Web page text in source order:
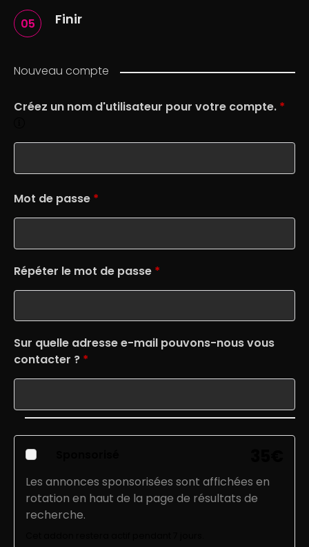
05 Finir
Nouveau compte
Créez un nom d'utilisateur pour votre compte. *
Mot de passe *
Répéter le mot de passe *
Sur quelle adresse e-mail pouvons-nous vous
contacter ? *
Les annonces sponsorisées sont affichées en
rotation en haut de la page de résultats de
recherche.